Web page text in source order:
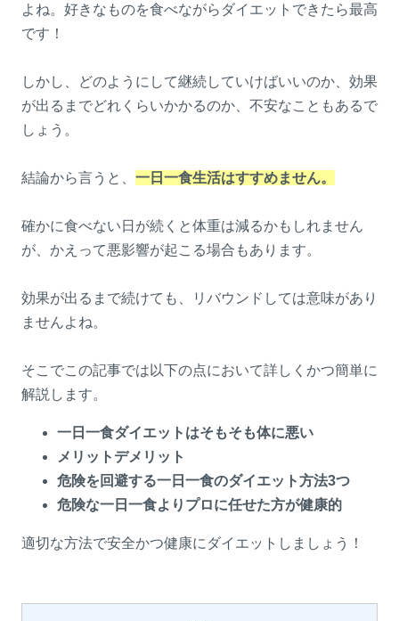
よね。好きなものを食べながらダイエットできたら最高
です！
しかし、どのようにして継続していけばいいのか、効果
が出るまでどれくらいかかるのか、不安なこともあるで
しょう。
結論から言うと、 一日一食生活はすすめません。
確かに食べない日が続くと体重は減るかもしれません
が、かえって悪影響が起こる場合もあります。
効果が出るまで続けても、リバウンドしては意味があり
ませんよね。
そこでこの記事では以下の点において詳しくかつ簡単に
解説します。
一日一食ダイエットはそもそも体に悪い
メリットデメリット
危険を回避する一日一食のダイエット方法3つ
危険な一日一食よりプロに任せた方が健康的
適切な方法で安全かつ健康にダイエットしましょう！